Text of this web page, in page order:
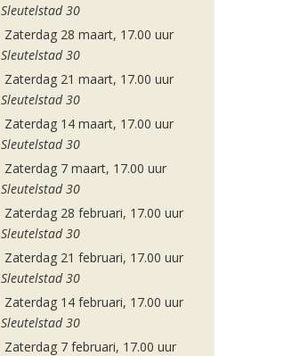
Sleutelstad 30
Zaterdag 28 maart, 17.00 uur
Sleutelstad 30
Zaterdag 21 maart, 17.00 uur
Sleutelstad 30
Zaterdag 14 maart, 17.00 uur
Sleutelstad 30
Zaterdag 7 maart, 17.00 uur
Sleutelstad 30
Zaterdag 28 februari, 17.00 uur
Sleutelstad 30
Zaterdag 21 februari, 17.00 uur
Sleutelstad 30
Zaterdag 14 februari, 17.00 uur
Sleutelstad 30
Zaterdag 7 februari, 17.00 uur